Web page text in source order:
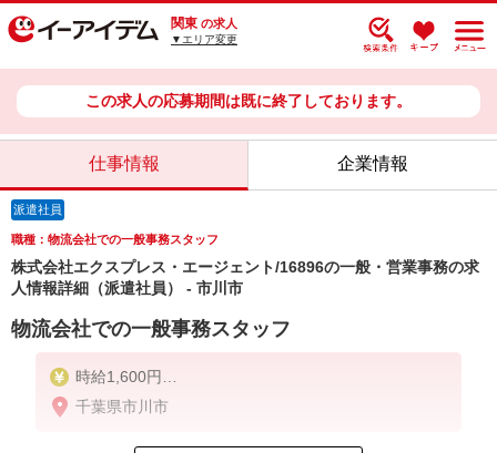
関東 の求人
▼エリア変更
この求人の応募期間は既に終了しております。
仕事情報 企業情報
派遣社員
職種：物流会社での一般事務スタッフ
株式会社エクスプレス・エージェント/16896の一般・営業事務の求
人情報詳細（派遣社員） - 市川市
物流会社での一般事務スタッフ
時給1,600円
※交通費は別途実費分支給！（条件あり）
■研修期間について
千葉県市川市